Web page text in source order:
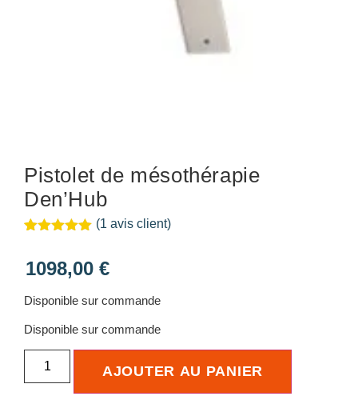
Pistolet de mésothérapie
Den’Hub
basé sur
client
(1 avis client)
1098,00 €
Disponible sur commande
Disponible sur commande
AJOUTER AU PANIER